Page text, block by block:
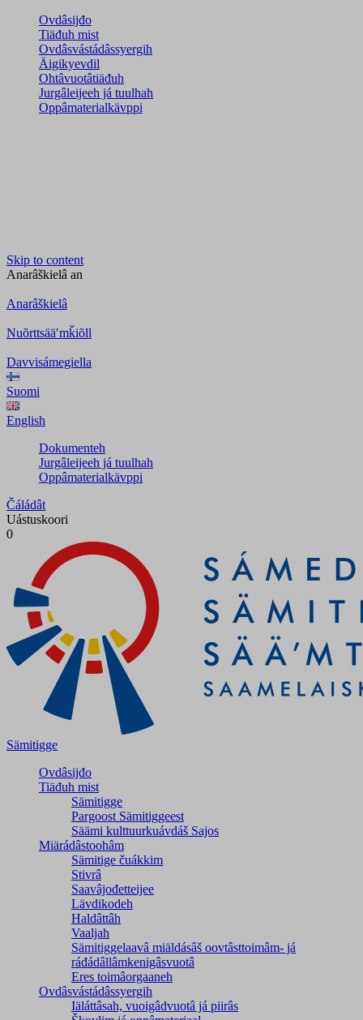
Ovdâsijđo
Tiäđuh mist
Ovdâsvástádâssyergih
Äigikyevdil
Ohtâvuotâtiäđuh
Jurgâleijeeh já tuulhah
Oppâmaterialkävppi
Skip to content
Anarâškielâ an
Anarâškielâ
Nuõrttsääʹmǩiõll
Davvisámegiella
Suomi
English
Dokumenteh
Jurgâleijeeh já tuulhah
Oppâmaterialkävppi
Čáládât
Uástuskoori
0
Sämitigge
Ovdâsijđo
Tiäđuh mist
Sämitigge
Pargoost Sämitiggeest
Säämi kulttuurkuávdáš Sajos
Miärádâstoohâm
Sämitige čuákkim
Stivrâ
Saavâjođetteijee
Lävdikodeh
Haldâttâh
Vaaljah
Sämitiggelaavâ miäldásâš oovtâsttoimâm- já
ráđádâllâmkenigâsvuotâ
Eres toimâorgaaneh
Ovdâsvástádâssyergih
Iäláttâsah, vuoigâdvuotâ já piirâs